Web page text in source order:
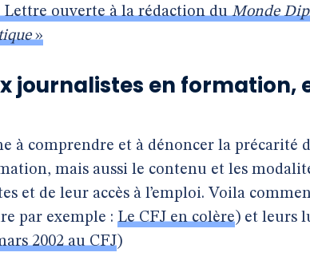
Lettre ouverte à la rédaction duMonde
»
journalistes en formation,
à comprendre et à dénoncer la précarité
mais aussi le contenu et les
et de leur accès à l’emploi. Voila
par exemple : Le CFJ en colère) et leurs
2002 au CFJ)